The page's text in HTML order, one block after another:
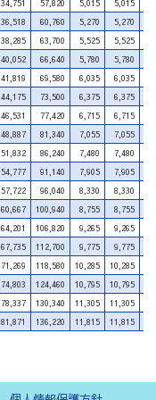
34,751 57,820 5,015 5,015
36,518 60,760 5,270 5,270
38,285 63,700 5,525 5,525
40,052 66,640 5,780 5,780
41,819 69,580 6,035 6,035
44,175 73,500 6,375 6,375
46,531 77,420 6,715 6,715
48,887 81,340 7,055 7,055
51,832 86,240 7,480 7,480
54,777 91,140 7,905 7,905
57,722 96,040 8,330 8,330
60,667 100,940 8,755 8,755
64,201 106,820 9,265 9,265
67,735 112,700 9,775 9,775
71,269 118,580 10,285 10,285
74,803 124,460 10,795 10,795
78,337 130,340 11,305 11,305
81,871 136,220 11,815 11,815